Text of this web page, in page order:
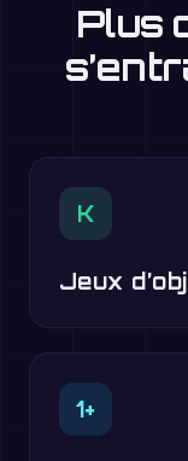
Plus
K
Jeux
1+